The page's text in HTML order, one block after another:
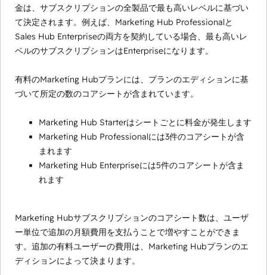
金は、サブスクリプションの全製品で最も高いレベルに基づい
て決定されます。例えば、Marketing Hub Professionalと
Sales Hub Enterpriseの両方を契約している場合、最も高いレ
ベルのサブスクリプションはEnterpriseになります。
有料のMarketing Hubプランには、プランのエディションに基
づいて所定の数のコアシートが含まれています。
Marketing Hub Starterはシートごとに料金が発生します
Marketing Hub Professionalには3件のコアシートが含
まれます
Marketing Hub Enterpriseには5件のコアシートが含ま
れます
Marketing Hubサブスクリプションのコアシート数は、ユーザ
ー単位で追加の月額費用を支払うことで増やすことができま
す。追加の有料ユーザーの費用は、Marketing Hubプランのエ
ディションによって決まります。